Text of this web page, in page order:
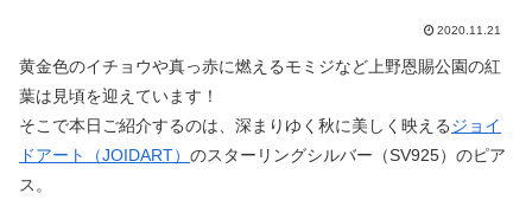
2020.11.21
黄金色のイチョウや真っ赤に燃えるモミジなど上野恩賜公園の紅
葉は見頃を迎えています！
そこで本日ご紹介するのは、深まりゆく秋に美しく映えるジョイ
ドアート（JOIDART） のスターリングシルバー（SV925）のピア
ス。